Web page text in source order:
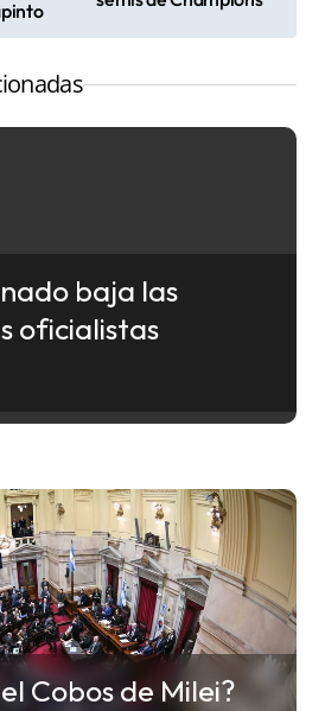
baja las
oficialistas
Cobos de Milei?